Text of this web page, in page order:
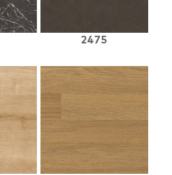
2475